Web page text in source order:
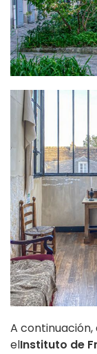
A continuación,
elInstituto de